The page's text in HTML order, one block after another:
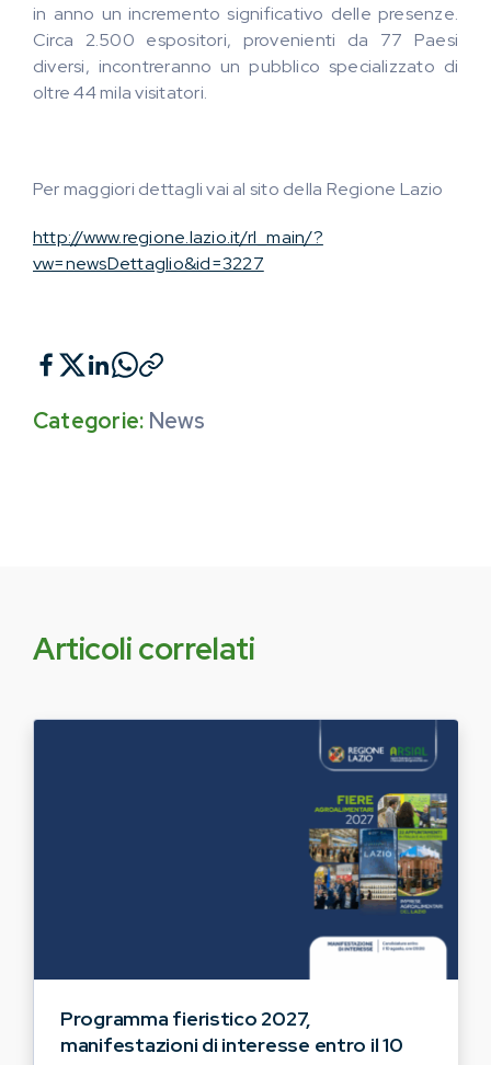
in anno un incremento significativo delle presenze.
Circa 2.500 espositori, provenienti da 77 Paesi
diversi, incontreranno un pubblico specializzato di
oltre 44 mila visitatori.
Per maggiori dettagli vai al sito della Regione Lazio
http://www.regione.lazio.it/rl_main/?
vw=newsDettaglio&id=3227
Categorie: News
Articoli correlati
Programma fieristico 2027,
manifestazioni di interesse entro il 10